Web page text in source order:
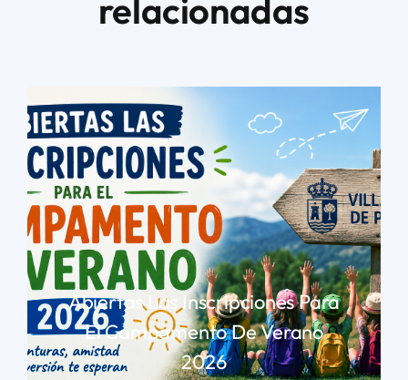
relacionadas
Abiertas Las Inscripciones Para
El Campamento De Verano
2026